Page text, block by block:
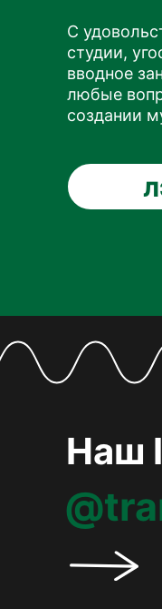
С
студии,
вводное
любые
создании
Наш